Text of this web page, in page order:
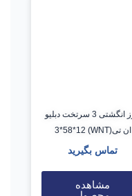
فرز انگشتی 3 سرتخت دبلیو
ان تی(WNT) 3*58*12
تماس بگیرید
مشاهده